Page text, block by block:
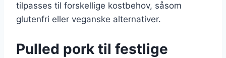
tilpasses til forskellige kostbehov, såsom
glutenfri eller veganske alternativer.
Pulled pork til festlige